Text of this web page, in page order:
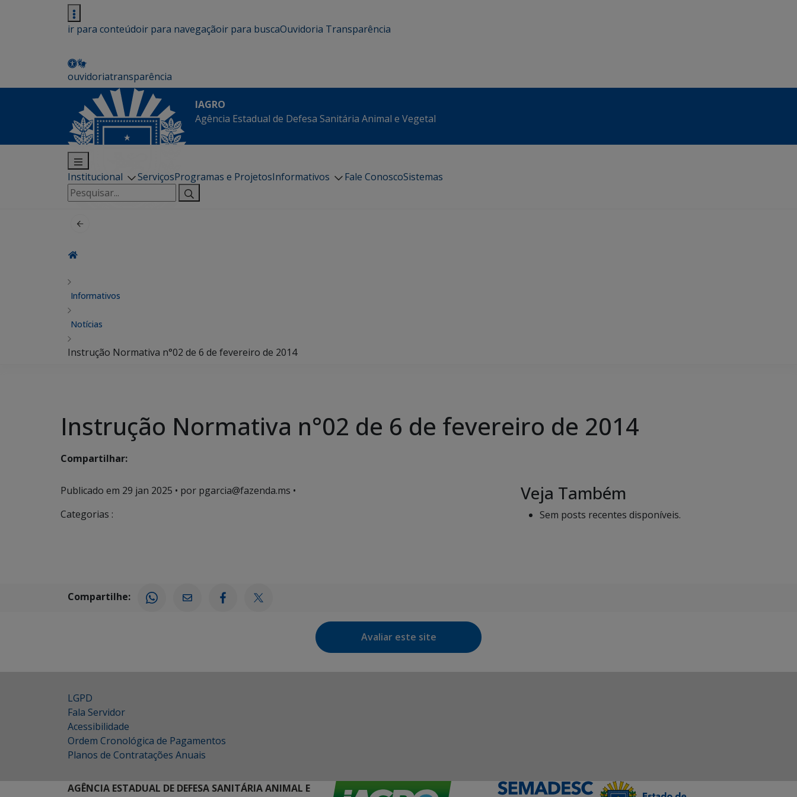
ir para conteúdoir para navegaçãoir para buscaOuvidoria Transparência
ouvidoriatransparência
IAGRO
Agência Estadual de Defesa Sanitária Animal e Vegetal
Institucional ServiçosProgramas e ProjetosInformativos Fale ConoscoSistemas
Pesquisar
por:
Informativos
Notícias
Instrução Normativa n°02 de 6 de fevereiro de 2014
Instrução Normativa n°02 de 6 de fevereiro de 2014
Compartilhar:
Publicado em 29 jan 2025 • por pgarcia@fazenda.ms •
Categorias :
Veja Também
Sem posts recentes disponíveis.
Compartilhe:
Avaliar este site
LGPD
Fala Servidor
Acessibilidade
Ordem Cronológica de Pagamentos
Planos de Contratações Anuais
AGÊNCIA ESTADUAL DE DEFESA SANITÁRIA ANIMAL E